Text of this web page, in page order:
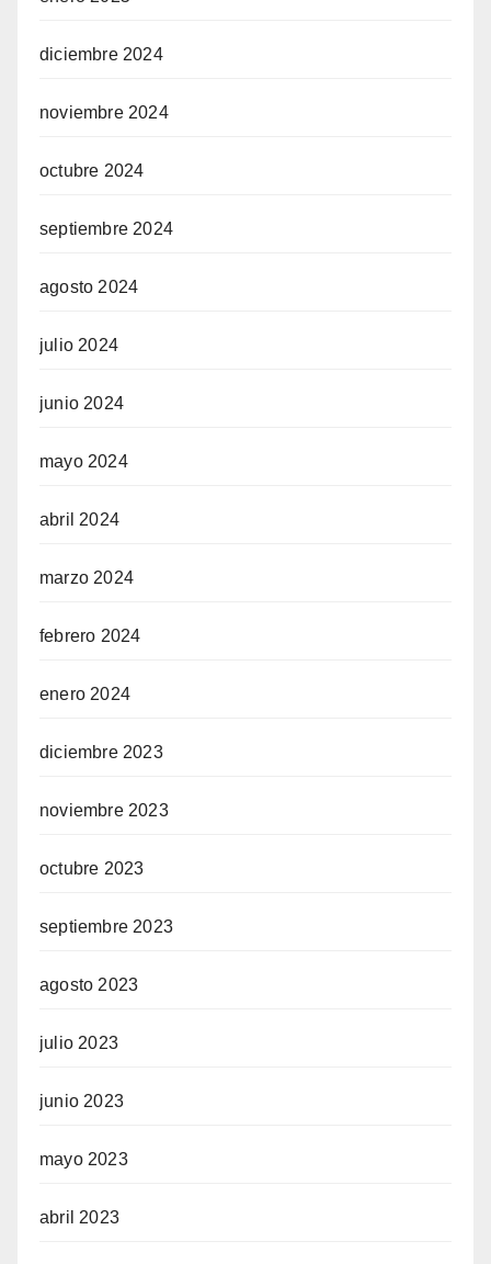
diciembre 2024
noviembre 2024
octubre 2024
septiembre 2024
agosto 2024
julio 2024
junio 2024
mayo 2024
abril 2024
marzo 2024
febrero 2024
enero 2024
diciembre 2023
noviembre 2023
octubre 2023
septiembre 2023
agosto 2023
julio 2023
junio 2023
mayo 2023
abril 2023